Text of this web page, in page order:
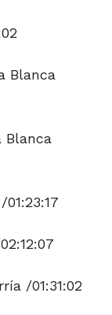
Blanca
Blanca
/01:31:02